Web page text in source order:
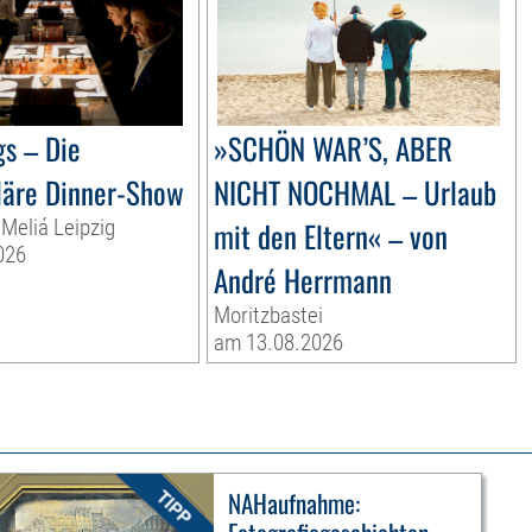
– Die
Dinner-Show
Leipzig
»SCHÖN WAR’S, ABER
NICHT NOCHMAL – Urlaub
mit den Eltern« – von
André Herrmann
Moritzbastei
am 13.08.2026
NAHaufnahme: